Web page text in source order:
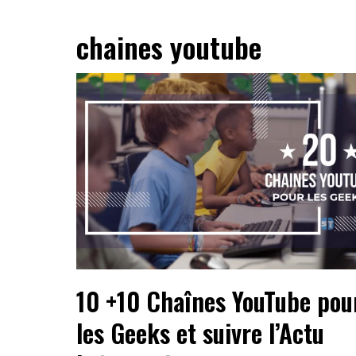
chaines youtube
10 +10 Chaînes YouTube
les Geeks et suivre l’Actu